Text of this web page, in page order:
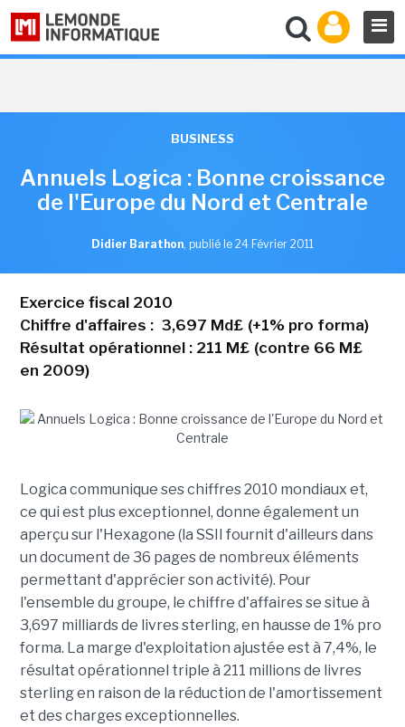
BUSINESS
Annuels Logica : Bonne croissance
de l'Europe du Nord et Centrale
Didier Barathon, publié le 24 Février 2011
Exercice fiscal 2010
Chiffre d'affaires : 3,697 Md£ (+1% pro forma)
Résultat opérationnel : 211 M£ (contre 66 M£
en 2009)
Logica communique ses chiffres 2010 mondiaux et,
ce qui est plus exceptionnel, donne également un
aperçu sur l'Hexagone (la SSII fournit d'ailleurs dans
un document de 36 pages de nombreux éléments
permettant d'apprécier son activité). Pour
l'ensemble du groupe, le chiffre d'affaires se situe à
3,697 milliards de livres sterling, en hausse de 1% pro
forma. La marge d'exploitation ajustée est à 7,4%, le
résultat opérationnel triple à 211 millions de livres
sterling en raison de la réduction de l'amortissement
et des charges exceptionnelles.